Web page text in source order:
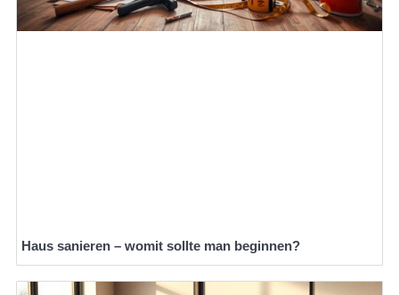
Haus sanieren – womit sollte man beginnen?